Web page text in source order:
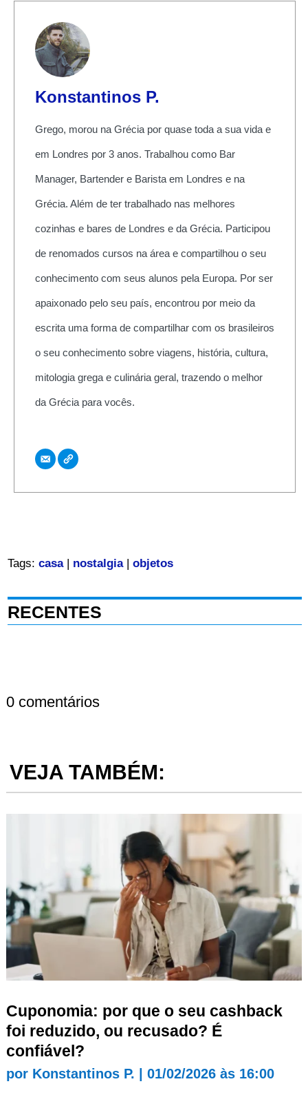
Konstantinos P.
Grego, morou na Grécia por quase toda a sua vida e
em Londres por 3 anos. Trabalhou como Bar
Manager, Bartender e Barista em Londres e na
Grécia. Além de ter trabalhado nas melhores
cozinhas e bares de Londres e da Grécia. Participou
de renomados cursos na área e compartilhou o seu
conhecimento com seus alunos pela Europa. Por ser
apaixonado pelo seu país, encontrou por meio da
escrita uma forma de compartilhar com os brasileiros
o seu conhecimento sobre viagens, história, cultura,
mitologia grega e culinária geral, trazendo o melhor
da Grécia para vocês.
Tags: casa| nostalgia| objetos
RECENTES
0 comentários
VEJA TAMBÉM:
Cuponomia: por que o seu cashback
foi reduzido, ou recusado? É
confiável?
por Konstantinos P. 01/02/2026 às 16:00